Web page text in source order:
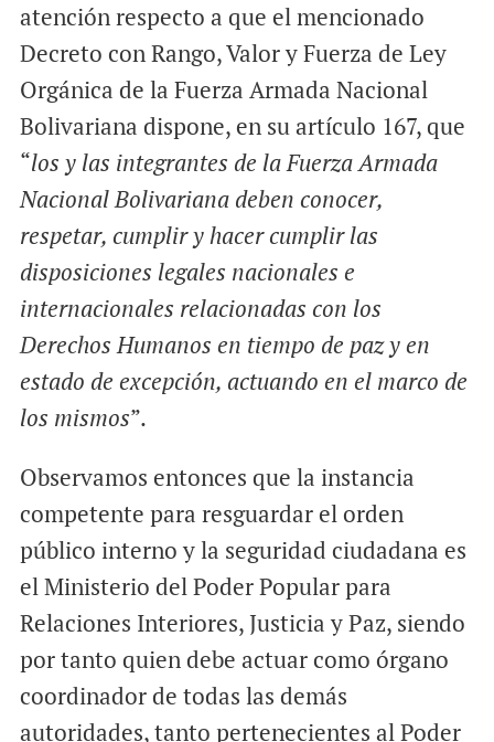
atención respecto a que el mencionado
Decreto con Rango, Valor y Fuerza de Ley
Orgánica de la Fuerza Armada Nacional
Bolivariana dispone, en su artículo 167, que
“los y las integrantes de la Fuerza Armada
Nacional Bolivariana deben conocer,
respetar, cumplir y hacer cumplir las
disposiciones legales nacionales e
internacionales relacionadas con los
Derechos Humanos en tiempo de paz y en
estado de excepción, actuando en el marco de
los mismos”.
Observamos entonces que la instancia
competente para resguardar el orden
público interno y la seguridad ciudadana es
el Ministerio del Poder Popular para
Relaciones Interiores, Justicia y Paz, siendo
por tanto quien debe actuar como órgano
coordinador de todas las demás
autoridades, tanto pertenecientes al Poder